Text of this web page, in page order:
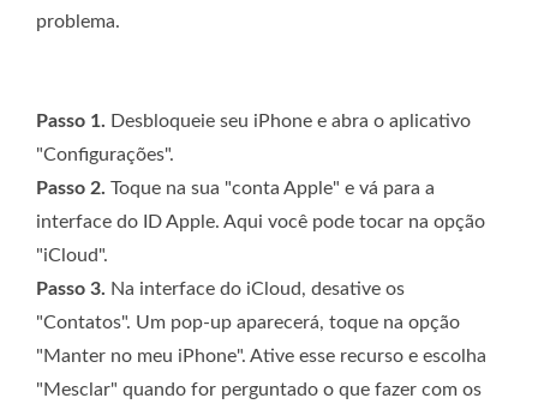
problema.
Passo 1. Desbloqueie seu iPhone e abra o aplicativo
"Configurações".
Passo 2. Toque na sua "conta Apple" e vá para a
interface do ID Apple. Aqui você pode tocar na opção
"iCloud".
Passo 3. Na interface do iCloud, desative os
"Contatos". Um pop-up aparecerá, toque na opção
"Manter no meu iPhone". Ative esse recurso e escolha
"Mesclar" quando for perguntado o que fazer com os